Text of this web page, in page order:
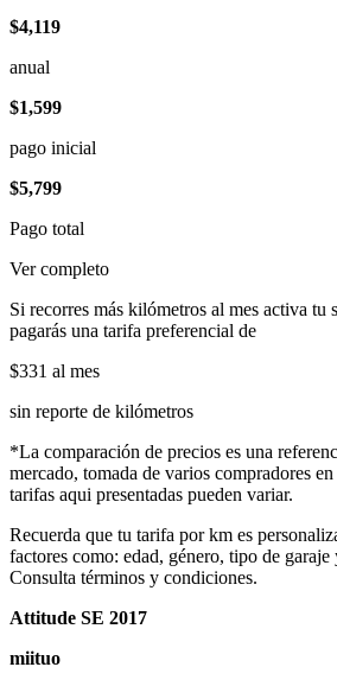
$4,119
anual
$1,599
pago inicial
$5,799
Pago total
Ver completo
Si recorres más kilómetros al mes activa tu
pagarás una tarifa preferencial de
$331 al mes
sin reporte de kilómetros
*La comparación de precios es una
mercado, tomada de varios compradores
tarifas aqui presentadas pueden variar.
Recuerda que tu tarifa por km es
factores como: edad, género, tipo de
Consulta términos y condiciones.
Attitude SE 2017
miituo